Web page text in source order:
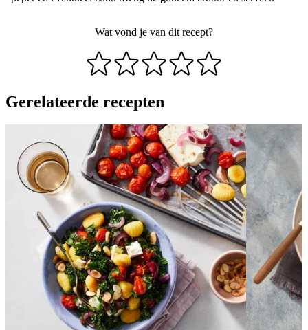
Wat vond je van dit recept?
Gerelateerde recepten